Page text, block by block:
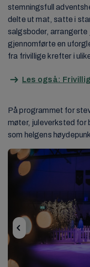
stemningsfull
delte ut mat, satte i
salgsboder,
gjennomførte en
fra frivillige krefter i
Les også:
På programmet for
møter, juleverksted for
som helgens